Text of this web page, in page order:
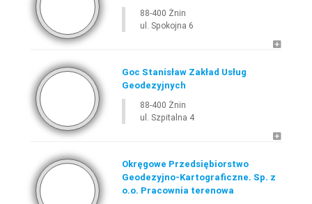
88-400 Żnin
ul. Spokojna 6
Goc Stanisław Zakład Usług
Geodezyjnych
88-400 Żnin
ul. Szpitalna 4
Okręgowe Przedsiębiorstwo
Geodezyjno-Kartograficzne. Sp. z
o.o. Pracownia terenowa